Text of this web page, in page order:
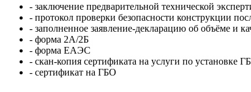
- заключение предварительной технической
- протокол проверки безопасности конструкции
- заполненное заявление-декларацию об объёме и
- форма 2А/2Б
- форма ЕАЭС
- скан-копия сертификата на услуги по установке
- сертификат на ГБО